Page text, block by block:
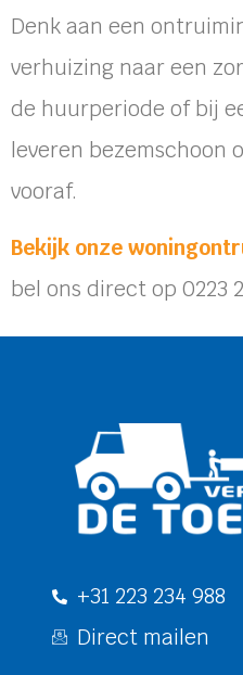
Denk aan een
verhuizing naar een
de huurperiode of bij
leveren bezemschoon
vooraf.
Bekijk onze
bel ons direct op 0223
+31 223 234 988
Direct mailen